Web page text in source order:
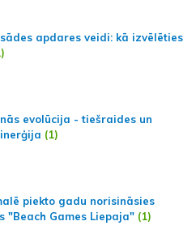
apdares veidi: kā izvēlēties
evolūcija - tiešraides un
(1)
piekto gadu norisināsies
"Beach Games Liepaja" (1)